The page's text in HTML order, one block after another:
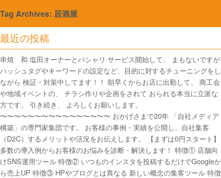
最近の投稿
串焼 和 塩田オーナーとパシャリ サービス開始して、 まもないですが
ハッシュタグやキーワードの設定など、目的に対するチューニングをし
ながら 検証・対策中してます！！ 朝早くからお店に出勤して、 商工会
や地域イベントの、 チラシ作りや企画をされて おられる本当に立派な
方です。 引き続き、 よろしくお願いします。
〜〜〜〜〜〜〜〜〜〜〜〜〜〜〜〜 おかげさまで20年 「自社メディア
構築」の専門家集団です。 お客様の事例・実績を公開し、自社集客
（D2C）するメリットや活況をお伝えします。 【まずは0円スタート】
多数の導入例からお客様のお悩みを診断・解決します！ 特徴① 店舗向
けSNS運用ツール 特徴② いつものインスタを投稿するだけでGoogleか
ら売上UP 特徴③ HPやブログとは異なる 新しい概念の集客ツール 特徴
Tag Archives: 居酒屋